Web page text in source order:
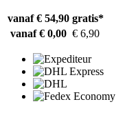
vanaf € 54,90 gratis*
vanaf € 0,00 € 6,90